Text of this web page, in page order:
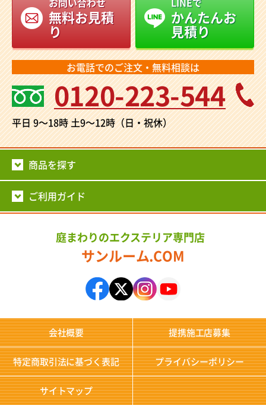
無料お見積
り
かんたんお
見積り
お電話でのご注文・無料相談は
0120-223-544
平日 9～18時土9～12時（日・祝休）
商品を探す
ご利用ガイド
庭まわりのエクステリア専門店
サンルーム.COM
会社概要 提携施工店募集
特定商取引法に基づく表記 プライバシーポリシー
サイトマップ